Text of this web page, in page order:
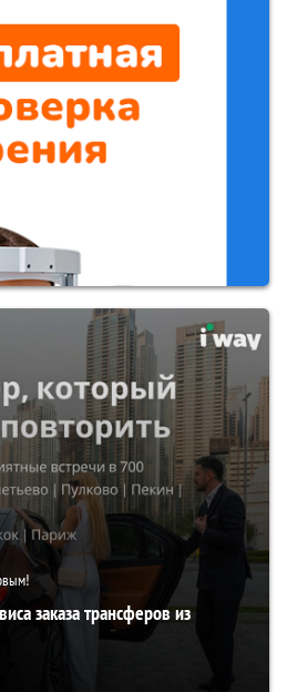
заказа трансферов из